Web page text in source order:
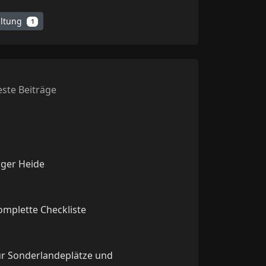
1
Beiträge
Heide
Checkliste
Sonderlandeplätze und